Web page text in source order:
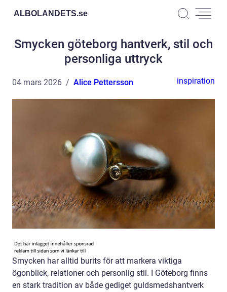
ALBOLANDETS.se
Smycken göteborg hantverk, stil och
personliga uttryck
04 mars 2026 Alice Pettersson inspiration
Smycken har alltid burits för att markera viktiga
ögonblick, relationer och personlig stil. I Göteborg finns
en stark tradition av både gediget guldsmedshantverk